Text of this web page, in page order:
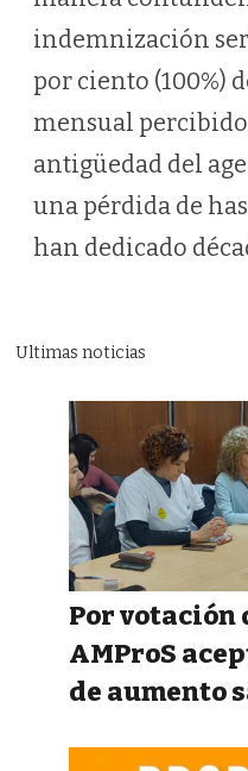
indemnización
por ciento (100%)
mensual
antigüedad del
una pérdida de
han dedicado
Ultimas noticias
Por votación
AMProS
de aumento